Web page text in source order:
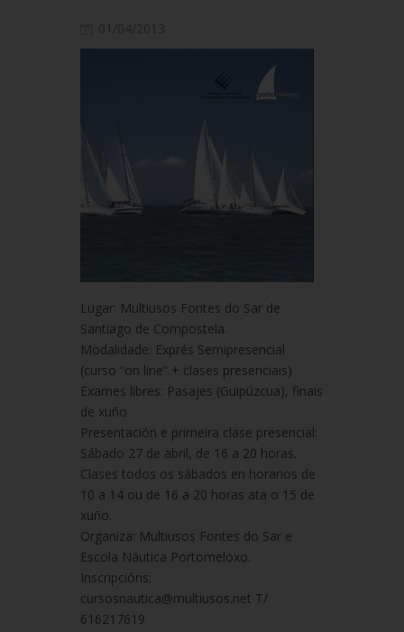
Lugar: Multiusos Fontes do Sar de
Santiago de Compostela.
Modalidade: Exprés Semipresencial
(curso “on line” + clases presenciais)
Exames libres: Pasajes (Guipúzcua), finais
de xuño
Presentación e primeira clase presencial:
Sábado 27 de abril, de 16 a 20 horas.
Clases todos os sábados en horarios de
10 a 14 ou de 16 a 20 horas ata o 15 de
xuño.
Organiza: Multiusos Fontes do Sar e
Escola Náutica Portomeloxo.
Inscripcións:
cursosnautica@multiusos.net T/
616217619